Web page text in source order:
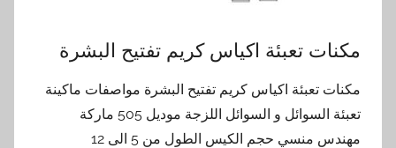
مكنات تعبئة اكياس كريم تفتيح البشرة
مكنات تعبئة اكياس كريم تفتيح البشرة مواصفات ماكينة
تعبئة السوائل و السوائل اللزجة موديل 505 ماركة
مهندس منسي حجم الكيس الطول من 5 الى 12